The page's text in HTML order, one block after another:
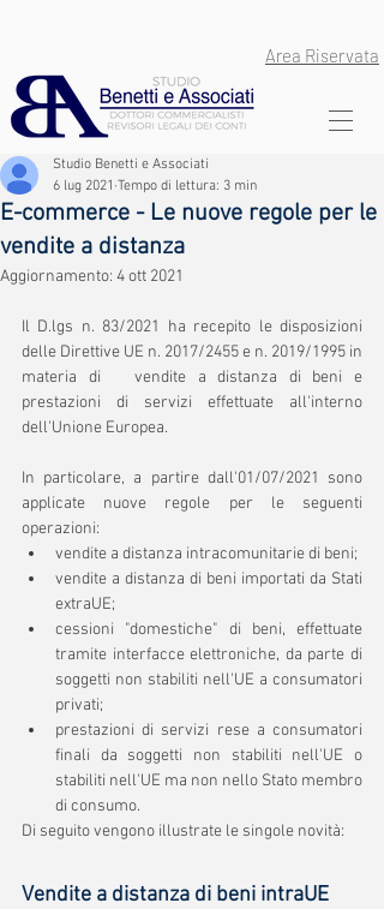
Area Riservata
E-commerce - Le nuove regole per le
vendite a distanza
Studio Benetti e Associati
6 lug 2021 Tempo di lettura: 3 min
Aggiornamento: 4 ott 2021
Il D.lgs n. 83/2021 ha recepito le disposizioni
delle Direttive UE n. 2017/2455 e n. 2019/1995 in
materia di   vendite a distanza di beni e
prestazioni di servizi effettuate all'interno
dell'Unione Europea.
In particolare, a partire dall'01/07/2021 sono
applicate nuove regole per le seguenti
operazioni:
vendite a distanza intracomunitarie di beni;
vendite a distanza di beni importati da Stati
extraUE;
cessioni "domestiche" di beni, effettuate
tramite interfacce elettroniche, da parte di
soggetti non stabiliti nell'UE a consumatori
privati;
prestazioni di servizi rese a consumatori
finali da soggetti non stabiliti nell'UE o
stabiliti nell'UE ma non nello Stato membro
di consumo.
Di seguito vengono illustrate le singole novità:
Vendite a distanza di beni intraUE